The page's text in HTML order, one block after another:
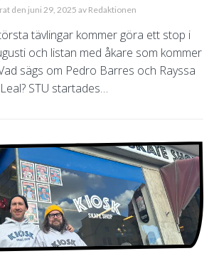
den juni 29, 2025 av Redaktionen
tävlingar kommer göra ett stop i
och listan med åkare som kommer
sägs om Pedro Barres och Rayssa
Leal? STU startades…